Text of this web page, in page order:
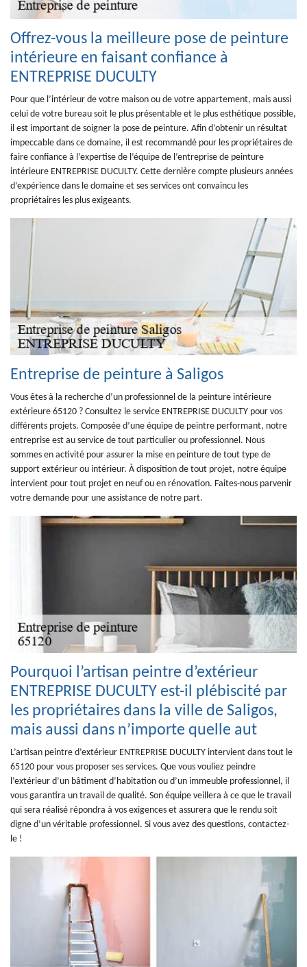
Offrez-vous la meilleure pose de peinture
intérieure en faisant confiance à
ENTREPRISE DUCULTY
Pour que l’intérieur de votre maison ou de votre appartement, mais aussi
celui de votre bureau soit le plus présentable et le plus esthétique possible,
il est important de soigner la pose de peinture. Afin d’obtenir un résultat
impeccable dans ce domaine, il est recommandé pour les propriétaires de
faire confiance à l’expertise de l’équipe de l’entreprise de peinture
intérieure ENTREPRISE DUCULTY. Cette dernière compte plusieurs années
d’expérience dans le domaine et ses services ont convaincu les
propriétaires les plus exigeants.
Entreprise de peinture à Saligos
Vous êtes à la recherche d’un professionnel de la peinture intérieure
extérieure 65120 ? Consultez le service ENTREPRISE DUCULTY pour vos
différents projets. Composée d’une équipe de peintre performant, notre
entreprise est au service de tout particulier ou professionnel. Nous
sommes en activité pour assurer la mise en peinture de tout type de
support extérieur ou intérieur. À disposition de tout projet, notre équipe
intervient pour tout projet en neuf ou en rénovation. Faites-nous parvenir
votre demande pour une assistance de notre part.
Pourquoi l’artisan peintre d’extérieur
ENTREPRISE DUCULTY est-il plébiscité par
les propriétaires dans la ville de Saligos,
mais aussi dans n’importe quelle aut
L’artisan peintre d’extérieur ENTREPRISE DUCULTY intervient dans tout le
65120 pour vous proposer ses services. Que vous vouliez peindre
l’extérieur d’un bâtiment d’habitation ou d’un immeuble professionnel, il
vous garantira un travail de qualité. Son équipe veillera à ce que le travail
qui sera réalisé répondra à vos exigences et assurera que le rendu soit
digne d’un véritable professionnel. Si vous avez des questions, contactez-
le !